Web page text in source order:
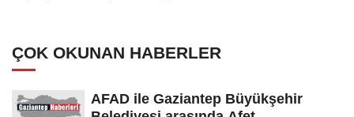
ÇOK OKUNAN HABERLER
AFAD ile Gaziantep Büyükşehir